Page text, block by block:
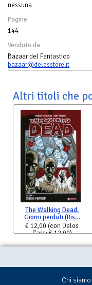
nessuna
Pagine
144
Venduto da
Bazaar del Fantastico
bazaar@delosstore.it
Altri titoli che
The Walking Dead.
Giorni perduti (Ris…
€ 12,00 (con Delos
Card: € 12,00)
Chi siamo